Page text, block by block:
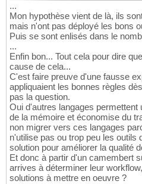
...
Mon hypothèse vient de là, ils
mais n'ont pas déployé les bons
Puis se sont enlisés dans le
...
Enfin bon... Tout cela pour dire
cause de cela...
C'est faire preuve d'une fausse
appliquaient les bonnes règles
pas la question.
Oui d'autres langages permettent
de la mémoire et économise du
non migrer vers ces langages
n'utilise pas ou trop peu les outils
solution pour améliorer la qualité
Et donc à partir d'un camembert
arrives à déterminer leur
solutions à mettre en oeuvre ?